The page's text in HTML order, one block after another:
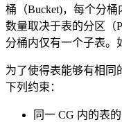
桶（Bucket)，每个分
数量取决于表的分区（
分桶内仅有一个子表。
为了使得表能够有相同
下列约束：
同一 CG 内的表